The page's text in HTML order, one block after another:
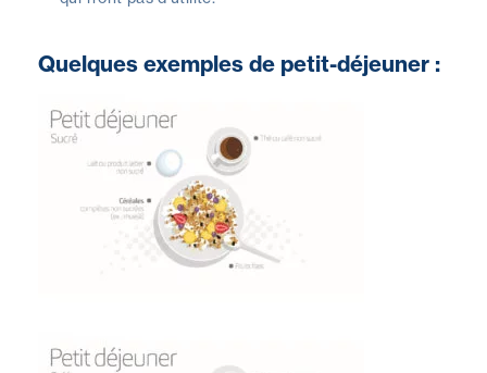
Quelques exemples de petit-déjeuner :